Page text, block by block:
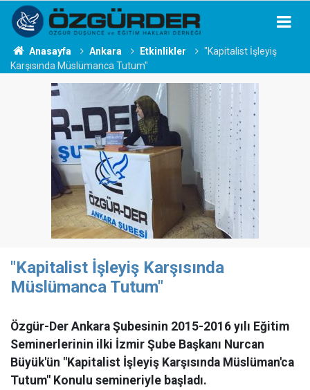
Anasayfa Ankara Etkinlikler
"Kapitalist İşleyiş
Karşısında Müslümanca Tutum"
"Kapitalist İşleyiş Karşısında
Müslümanca Tutum"
Özgür-Der Ankara Şubesinin 2015-2016 yılı Eğitim
Seminerlerinin ilki İzmir Şube Başkanı Nurcan
Büyük'ün "Kapitalist İşleyiş Karşısında Müslüman'ca
Tutum" Konulu semineriyle başladı.